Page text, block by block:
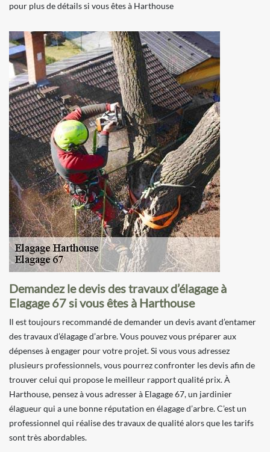
pour plus de détails si vous êtes à Harthouse
Demandez le devis des travaux d’élagage à
Elagage 67 si vous êtes à Harthouse
Il est toujours recommandé de demander un devis avant d’entamer
des travaux d’élagage d’arbre. Vous pouvez vous préparer aux
dépenses à engager pour votre projet. Si vous vous adressez
plusieurs professionnels, vous pourrez confronter les devis afin de
trouver celui qui propose le meilleur rapport qualité prix. À
Harthouse, pensez à vous adresser à Elagage 67, un jardinier
élagueur qui a une bonne réputation en élagage d’arbre. C’est un
professionnel qui réalise des travaux de qualité alors que les tarifs
sont très abordables.